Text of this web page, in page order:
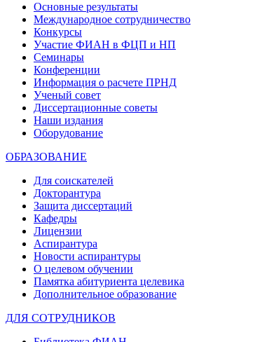
Основные результаты
Международное сотрудничество
Конкурсы
Участие ФИАН в ФЦП и НП
Семинары
Конференции
Информация о расчете ПРНД
Ученый совет
Диссертационные советы
Наши издания
Оборудование
ОБРАЗОВАНИЕ
Для соискателей
Докторантура
Защита диссертаций
Кафедры
Лицензии
Аспирантура
Новости аспирантуры
О целевом обучении
Памятка абитуриента целевика
Дополнительное образование
ДЛЯ СОТРУДНИКОВ